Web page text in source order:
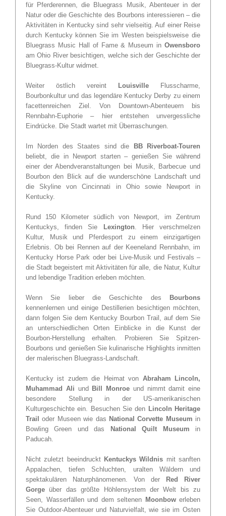
für Pferderennen, die Bluegrass Musik, Abenteuer in der
Natur oder die Geschichte des Bourbons interessieren – die
Aktivitäten in Kentucky sind sehr vielseitig. Auf einer Reise
durch Kentucky können Sie im Westen beispielsweise die
Bluegrass Music Hall of Fame & Museum in Owensboro
am Ohio River besichtigen, welche sich der Geschichte der
Bluegrass-Kultur widmet.
Weiter östlich vereint Louisville Flusscharme,
Bourbonkultur und das legendäre Kentucky Derby zu einem
facettenreichen Ziel. Von Downtown-Abenteuern bis
Rennbahn-Euphorie – hier entstehen unvergessliche
Eindrücke. Die Stadt wartet mit Überraschungen.
Im Norden des Staates sind die BB Riverboat-Touren
beliebt, die in Newport starten – genießen Sie während
einer der Abendveranstaltungen bei Musik, Barbecue und
Bourbon den Blick auf die wunderschöne Landschaft und
die Skyline von Cincinnati in Ohio sowie Newport in
Kentucky.
Rund 150 Kilometer südlich von Newport, im Zentrum
Kentuckys, finden Sie Lexington . Hier verschmelzen
Kultur, Musik und Pferdesport zu einem einzigartigen
Erlebnis. Ob bei Rennen auf der Keeneland Rennbahn, im
Kentucky Horse Park oder bei Live-Musik und Festivals –
die Stadt begeistert mit Aktivitäten für alle, die Natur, Kultur
und lebendige Tradition erleben möchten.
Wenn Sie lieber die Geschichte des Bourbons
kennenlernen und einige Destillerien besichtigen möchten,
dann folgen Sie dem Kentucky Bourbon Trail, auf dem Sie
an unterschiedlichen Orten Einblicke in die Kunst der
Bourbon-Herstellung erhalten. Probieren Sie Spitzen-
Bourbons und genießen Sie kulinarische Highlights inmitten
der malerischen Bluegrass-Landschaft.
Kentucky ist zudem die Heimat von Abraham Lincoln,
Muhammad Ali und Bill Monroe und nimmt damit eine
besondere Stellung in der US-amerikanischen
Kulturgeschichte ein. Besuchen Sie den Lincoln Heritage
Trail oder Museen wie das National Corvette Museum in
Bowling Green und das National Quilt Museum in
Paducah.
Nicht zuletzt beeindruckt Kentuckys Wildnis mit sanften
Appalachen, tiefen Schluchten, uralten Wäldern und
spektakulären Naturphänomenen. Von der Red River
Gorge über das größte Höhlensystem der Welt bis zu
Seen, Wasserfällen und dem seltenen Moonbowerleben
Sie Outdoor-Abenteuer und Naturvielfalt, wie sie im Osten